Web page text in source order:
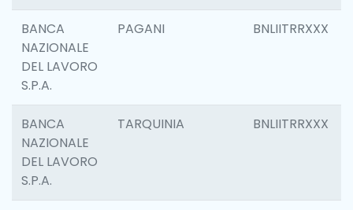
BANCA
NAZIONALE
DEL LAVORO
S.P.A.
PAGANI BNLIITRRXXX
BANCA
NAZIONALE
DEL LAVORO
S.P.A.
TARQUINIA BNLIITRRXXX